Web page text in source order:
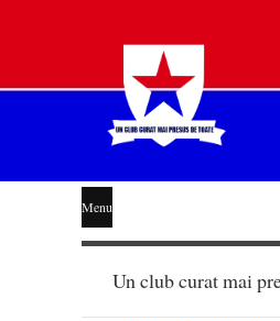
STEAUA
LIBERĂ
Menu
Un club curat mai